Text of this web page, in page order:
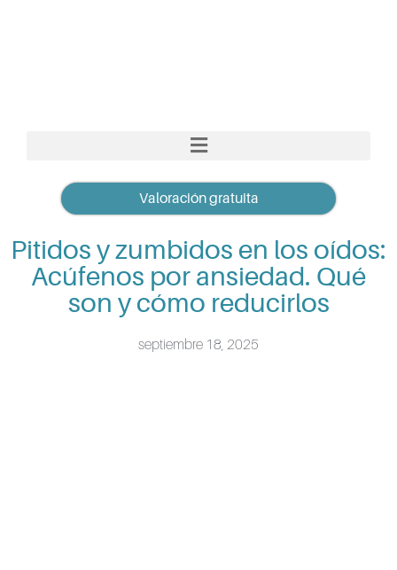
Valoración gratuita
Pitidos y zumbidos en los oídos:
Acúfenos por ansiedad. Qué
son y cómo reducirlos
septiembre 18, 2025